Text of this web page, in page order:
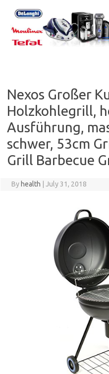
content
Nexos Großer
Holzkohlegrill,
Ausführung,
schwer, 53cm
Grill Barbecue
By health July 31, 2018